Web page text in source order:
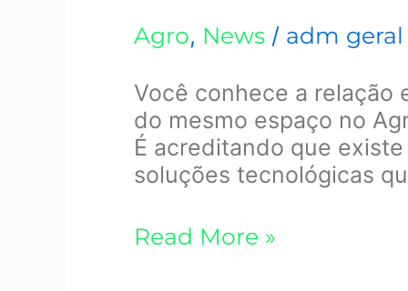
Agro, News / adm geral
Você conhece a
do mesmo espaço no
É acreditando que
soluções tecnológicas
Read More »